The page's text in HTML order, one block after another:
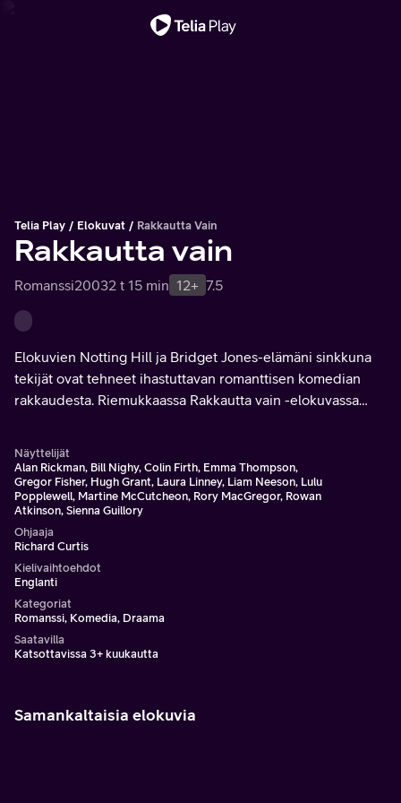
Telia Play Elokuvat Rakkautta Vain
Rakkautta vain
Romanssi20032 t 15 min 12+ 7.5
Elokuvien Notting Hill ja Bridget Jones-elämäni sinkkuna
tekijät ovat tehneet ihastuttavan romanttisen komedian
rakkaudesta. Riemukkaassa Rakkautta vain -elokuvassa
Näyttelijät
Alan Rickman, Bill Nighy, Colin Firth, Emma Thompson,
Gregor Fisher, Hugh Grant, Laura Linney, Liam Neeson, Lulu
Popplewell, Martine McCutcheon, Rory MacGregor, Rowan
Atkinson, Sienna Guillory
Ohjaaja
Richard Curtis
Kielivaihtoehdot
Englanti
Kategoriat
Romanssi, Komedia, Draama
Saatavilla
Katsottavissa 3+ kuukautta
Samankaltaisia elokuvia